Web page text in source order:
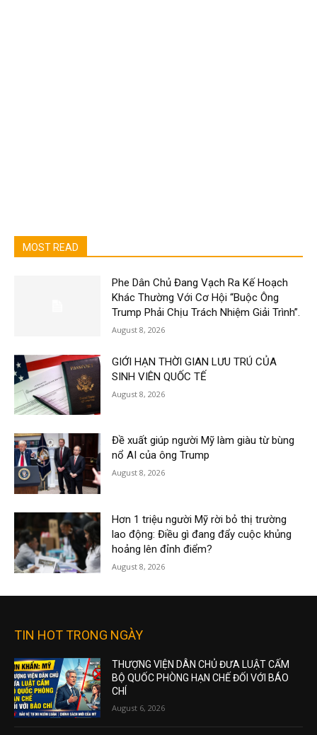
MOST READ
Phe Dân Chủ Đang Vạch Ra Kế Hoạch
Khác Thường Với Cơ Hội “Buộc Ông
Trump Phải Chịu Trách Nhiệm Giải Trình”.
August 8, 2026
GIỚI HẠN THỜI GIAN LƯU TRÚ CỦA
SINH VIÊN QUỐC TẾ
August 8, 2026
Đề xuất giúp người Mỹ làm giàu từ bùng
nổ AI của ông Trump
August 8, 2026
Hơn 1 triệu người Mỹ rời bỏ thị trường
lao động: Điều gì đang đẩy cuộc khủng
hoảng lên đỉnh điểm?
August 8, 2026
TIN HOT TRONG NGÀY
THƯỢNG VIỆN DÂN CHỦ ĐƯA LUẬT CẤM
BỘ QUỐC PHÒNG HẠN CHẾ ĐỐI VỚI BÁO
CHÍ
August 6, 2026